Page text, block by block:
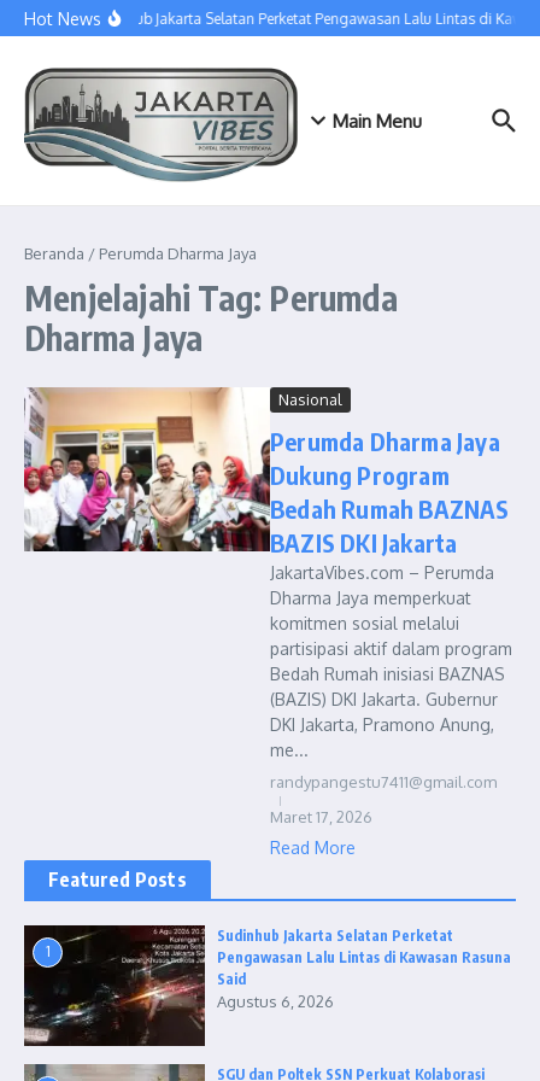
Lewati ke konten
Hot NewsSudinhub Jakarta Selatan Perketat Pengawasan Lalu Lintas di
Main Menu
Beranda / Perumda Dharma Jaya
Menjelajahi Tag: Perumda
Dharma Jaya
Nasional
Perumda Dharma Jaya
Dukung Program
Bedah Rumah BAZNAS
BAZIS DKI Jakarta
JakartaVibes.com – Perumda
Dharma Jaya memperkuat
komitmen sosial melalui
partisipasi aktif dalam program
Bedah Rumah inisiasi BAZNAS
(BAZIS) DKI Jakarta. Gubernur
DKI Jakarta, Pramono Anung,
me...
randypangestu7411@gmail.com
Maret 17, 2026
Read More
Featured Posts
1
Sudinhub Jakarta Selatan Perketat
Pengawasan Lalu Lintas di Kawasan Rasuna
Said
Agustus 6, 2026
SGU dan Poltek SSN Perkuat Kolaborasi